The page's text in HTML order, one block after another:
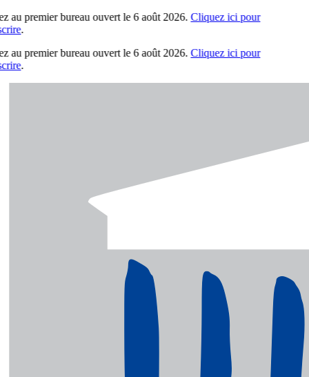
au premier bureau ouvert le 6 août 2026.Cliquez ici pour
.
au premier bureau ouvert le 6 août 2026.Cliquez ici pour
.